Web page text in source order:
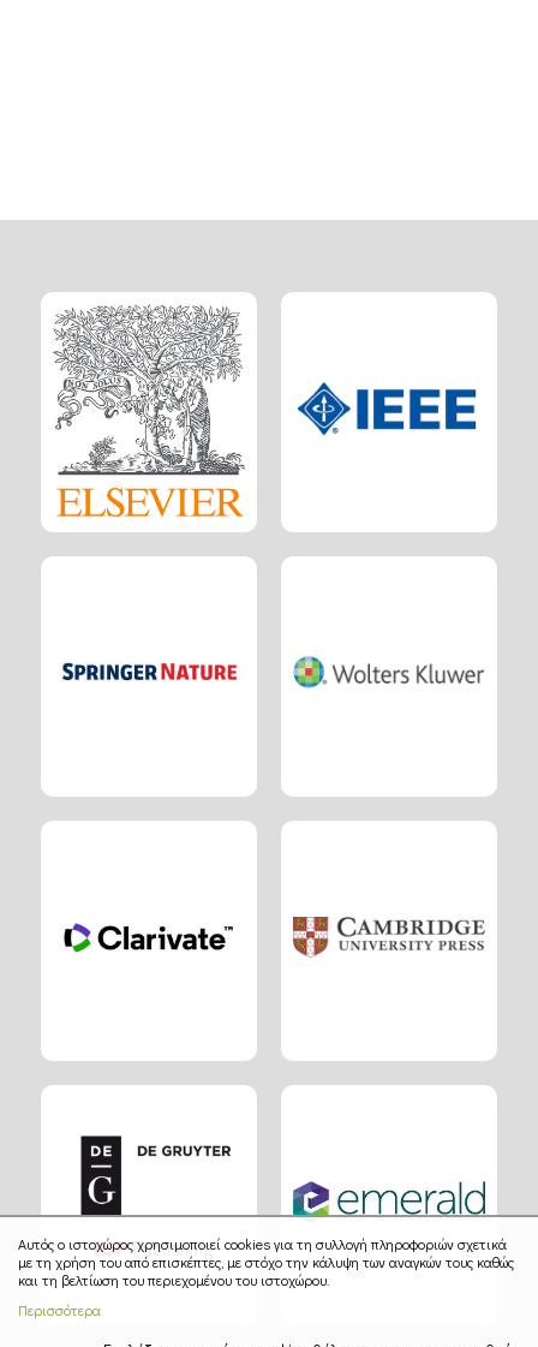
Αυτός ο ιστοχώρος χρησιμοποιεί cookies για τη συλλογή πληροφοριών σχετικά
με τη χρήση του από επισκέπτες, με στόχο την κάλυψη των αναγκών τους καθώς
και τη βελτίωση του περιεχομένου του ιστοχώρου.
Περισσότερα